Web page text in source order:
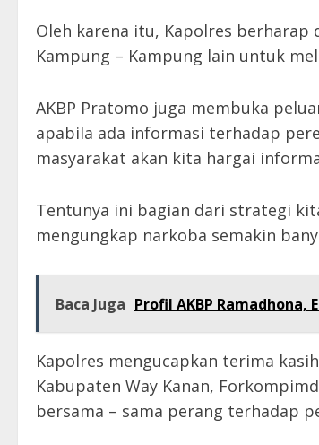
Oleh karena itu, Kapolres
Kampung – Kampung lain untuk
AKBP Pratomo juga membuka
apabila ada informasi terhadap
masyarakat akan kita hargai
Tentunya ini bagian dari strategi
mengungkap narkoba semakin
Baca Juga Profil AKBP Ramadhona,
Kapolres mengucapkan terima
Kabupaten Way Kanan,
bersama – sama perang terhadap